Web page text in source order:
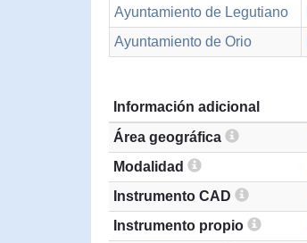
Ayuntamiento de Legutiano
Ayuntamiento de Orio
Información adicional
Área geográfica
Modalidad
Instrumento CAD
Instrumento propio